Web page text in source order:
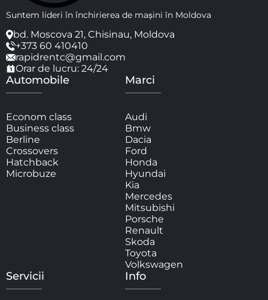
Suntem lideri în închirierea de mașini în Moldova
bd. Moscova 21, Chisinau, Moldova
+373 60 410410
rapidrentc@gmail.com
Orar de lucru: 24/24
Automobile
Econom class
Business class
Berline
Crossovers
Hatchback
Microbuze
Marci
Audi
Bmw
Dacia
Ford
Honda
Hyundai
Kia
Mercedes
Mitsubishi
Porsche
Renault
Skoda
Toyota
Volkswagen
Servicii Info